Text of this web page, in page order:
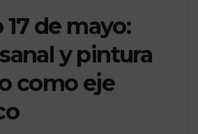
17 de mayo:
y pintura
como eje